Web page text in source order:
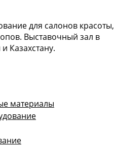
для салонов красоты,
Выставочный зал в
Казахстану.
материалы